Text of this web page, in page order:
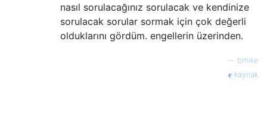
nasıl sorulacağınız sorulacak ve kendinize
sorulacak sorular sormak için çok değerli
olduklarını gördüm. engellerin üzerinden.
bmike
kaynak